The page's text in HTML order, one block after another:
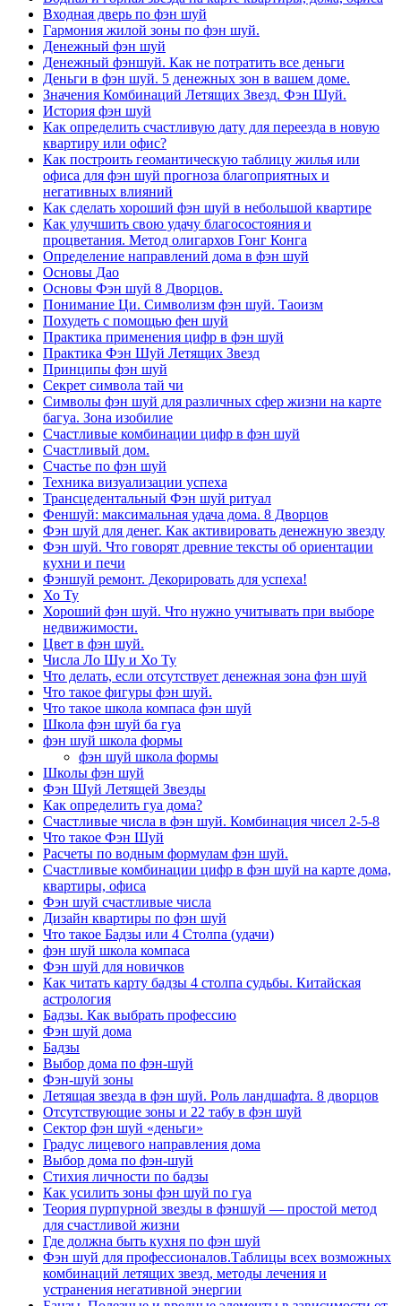
Входная дверь по фэн шуй
Гармония жилой зоны по фэн шуй.
Денежный фэн шуй
Денежный фэншуй. Как не потратить все деньги
Деньги в фэн шуй. 5 денежных зон в вашем доме.
Значения Комбинаций Летящих Звезд. Фэн Шуй.
История фэн шуй
Как определить счастливую дату для переезда в новую
квартиру или офис?
Как построить геомантическую таблицу жилья или
офиса для фэн шуй прогноза благоприятных и
негативных влияний
Как сделать хороший фэн шуй в небольшой квартире
Как улучшить свою удачу благосостояния и
процветания. Метод олигархов Гонг Конга
Определение направлений дома в фэн шуй
Основы Дао
Основы Фэн шуй 8 Дворцов.
Понимание Ци. Символизм фэн шуй. Таоизм
Похудеть с помощью фен шуй
Практика применения цифр в фэн шуй
Практика Фэн Шуй Летящих Звезд
Принципы фэн шуй
Секрет символа тай чи
Символы фэн шуй для различных сфер жизни на карте
багуа. Зона изобилие
Счастливые комбинации цифр в фэн шуй
Счастливый дом.
Счастье по фэн шуй
Техника визуализации успеха
Трансцедентальный Фэн шуй ритуал
Феншуй: максимальная удача дома. 8 Дворцов
Фэн шуй для денег. Как активировать денежную звезду
Фэн шуй. Что говорят древние тексты об ориентации
кухни и печи
Фэншуй ремонт. Декорировать для успеха!
Хо Ту
Хороший фэн шуй. Что нужно учитывать при выборе
недвижимости.
Цвет в фэн шуй.
Числа Ло Шу и Хо Ту
Что делать, если отсутствует денежная зона фэн шуй
Что такое фигуры фэн шуй.
Что такое школа компаса фэн шуй
Школа фэн шуй ба гуа
фэн шуй школа формы
фэн шуй школа формы
Школы фэн шуй
Фэн Шуй Летящей Звезды
Как определить гуа дома?
Счастливые числа в фэн шуй. Комбинация чисел 2-5-8
Что такое Фэн Шуй
Расчеты по водным формулам фэн шуй.
Счастливые комбинации цифр в фэн шуй на карте дома,
квартиры, офиса
Фэн шуй счастливые числа
Дизайн квартиры по фэн шуй
Что такое Бадзы или 4 Столпа (удачи)
фэн шуй школа компаса
Фэн шуй для новичков
Как читать карту бадзы 4 столпа судьбы. Китайская
астрология
Бадзы. Как выбрать профессию
Фэн шуй дома
Бадзы
Выбор дома по фэн-шуй
Фэн-шуй зоны
Летящая звезда в фэн шуй. Роль ландшафта. 8 дворцов
Отсутствующие зоны и 22 табу в фэн шуй
Сектор фэн шуй «деньги»
Градус лицевого направления дома
Выбор дома по фэн-шуй
Стихия личности по бадзы
Как усилить зоны фэн шуй по гуа
Теория пурпурной звезды в фэншуй — простой метод
для счастливой жизни
Где должна быть кухня по фэн шуй
Фэн шуй для профессионалов.Таблицы всех возможных
комбинаций летящих звезд, методы лечения и
устранения негативной энергии